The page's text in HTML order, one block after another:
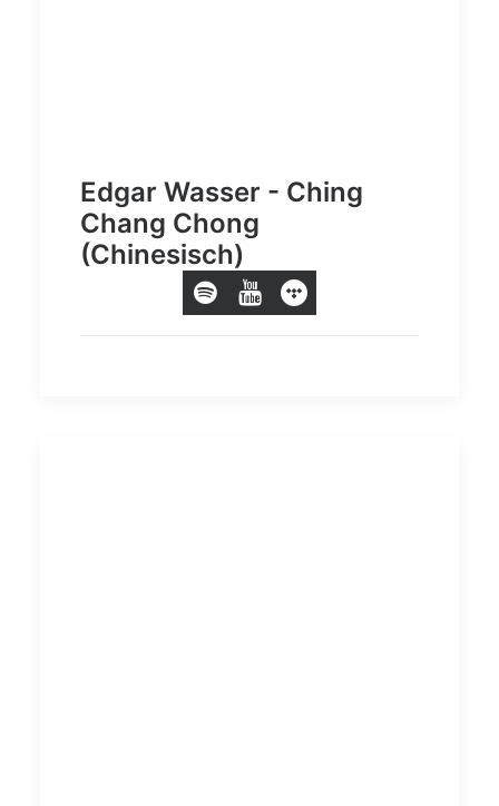
Edgar Wasser - Ching
Chang Chong
(Chinesisch)